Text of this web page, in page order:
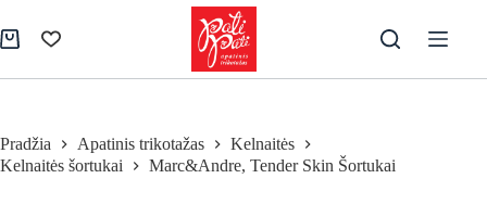
to
content
Pirkinių
Pradžia Apatinis trikotažas
Kelnaitės
Kelnaitės šortukai
Marc&Andre, Tender Skin Šortukai